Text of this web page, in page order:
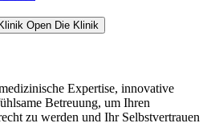
Open Die Klinik
Expertise, innovative
Betreuung, um Ihren
zu werden und Ihr Selbstvertrauen